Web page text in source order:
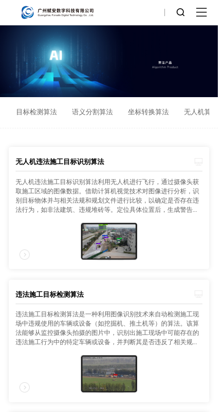
目标检测算法 语义分割算法 坐标转换算法 无人机算法
无人机违法施工目标识别算法
无人机违法施工目标识别算法利用无人机进行飞行，通过摄像头获
取施工区域的图像数据。借助计算机视觉技术对图像进行分析，识
别目标物体并与相关法规和规划文件进行比较，以确定是否存在违
法行为，如非法建筑、违规堆砖等。定位具体位置后，生成警告信
违法施工目标检测算法
违法施工目标检测算法是一种利用图像识别技术来自动检测施工现
场中违规使用的车辆或设备（如挖掘机、推土机等）的算法。该算
法能够从监控摄像头拍摄的图片中，识别出施工现场中可能存在的
违法施工行为中的特定车辆或设备，并判断其是否违反了相关规